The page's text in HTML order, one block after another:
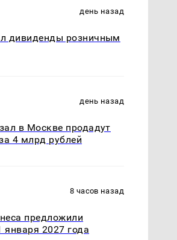
день назад
дивиденды розничным
день назад
в Москве продадут
4 млрд рублей
8 часов назад
предложили
января 2027 года